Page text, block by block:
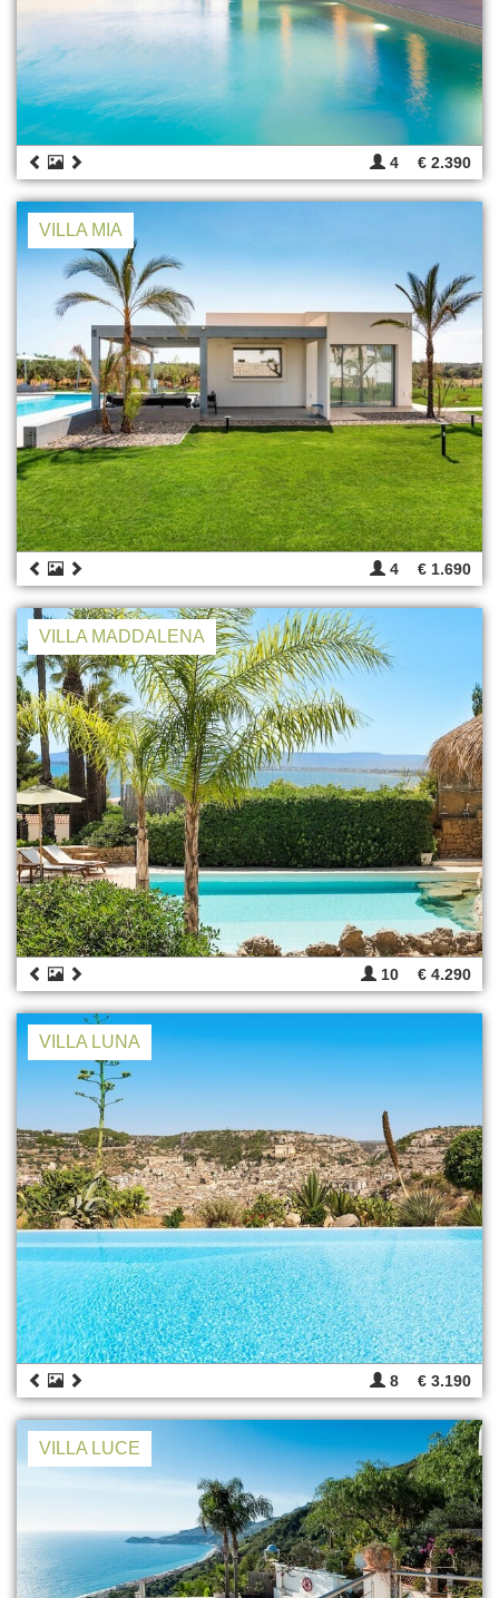
4 € 2.390
VILLA MIA
4 € 1.690
VILLA MADDALENA
10 € 4.290
VILLA LUNA
8 € 3.190
VILLA LUCE